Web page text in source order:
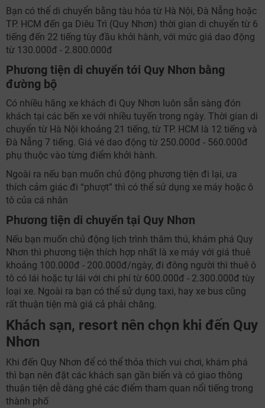
Bạn có thể di chuyển bằng tàu hỏa từ Hà Nội, Đà Nẵng hoặc
TP. HCM đến ga Diêu Trì (Quy Nhơn) thời gian di chuyển từ 6
tiếng đến 22 tiếng tùy đầu khởi hành, với mức giá dao động
từ 130.000đ - 2.800.000đ
Phương tiện di chuyển tới Quy Nhơn bằng
đường bộ
Có nhiều hãng xe khách đi Quy Nhơn luôn sẵn sàng đón
khách tại các bến xe với nhiều tuyến trong ngày. Thời gian di
chuyển từ Hà Nội khoảng 21 tiếng, từ TP. HCM là 12 tiếng và
Đà Nẵng 7 tiếng. Giá vé dao động từ 250.000đ - 560.000đ
phụ thuộc vào từng điểm khởi hành.
Ngoài ra nếu bạn muốn chủ động phương tiện đi lại, ưa
thích cảm giác đi “phượt” thì có thể sử dụng xe máy hoặc ô
tô của cá nhân
Phương tiện di chuyển tại Quy Nhơn
Nếu bạn muốn chủ động lịch trình thăm thú, khám phá Quy
Nhơn thì phương tiện thích hợp nhất là xe máy với giá thuê
khoảng 100.000đ - 200.000đ/ngày, đi đông người thì thuê ô
tô có lái hoặc tự lái với chi phí từ 600.000đ - 2.300.000đ tùy
loại xe. Ngoài ra bạn có thể sử dụng taxi, hay xe bus cũng
rất thuận tiện mà giá cả phải chăng.
Khách sạn, resort nên chọn khi đến Quy
Nhơn
Khi đến Quy Nhơn để có thể thỏa thích vui chơi, khám phá
thì bạn nên đặt các khách sạn gần biển và có giao thông
thuận tiện dễ dàng ghé các điểm tham quan nổi tiếng trong
thành phố